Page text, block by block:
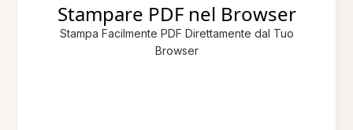
Stampare PDF nel Browser
Stampa Facilmente PDF Direttamente dal Tuo
Browser